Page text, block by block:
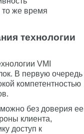
то же время
технологии
VMI
В первую очередь
компетентностью
без доверия ее
клиента,
доступ к